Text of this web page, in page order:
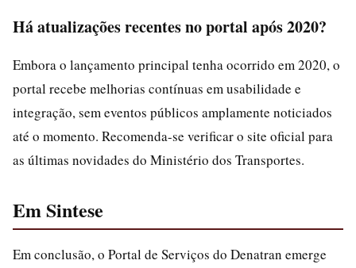
Há atualizações recentes no portal após 2020?
Embora o lançamento principal tenha ocorrido em 2020, o
portal recebe melhorias contínuas em usabilidade e
integração, sem eventos públicos amplamente noticiados
até o momento. Recomenda-se verificar o site oficial para
as últimas novidades do Ministério dos Transportes.
Em Sintese
Em conclusão, o Portal de Serviços do Denatran emerge